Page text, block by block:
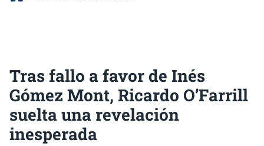
Tras fallo a favor de Inés
Gómez Mont, Ricardo O’Farrill
suelta una revelación
inesperada